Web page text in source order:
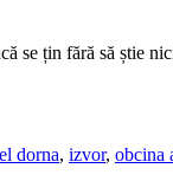
țin fără să știe
dorna, izvor, obcina